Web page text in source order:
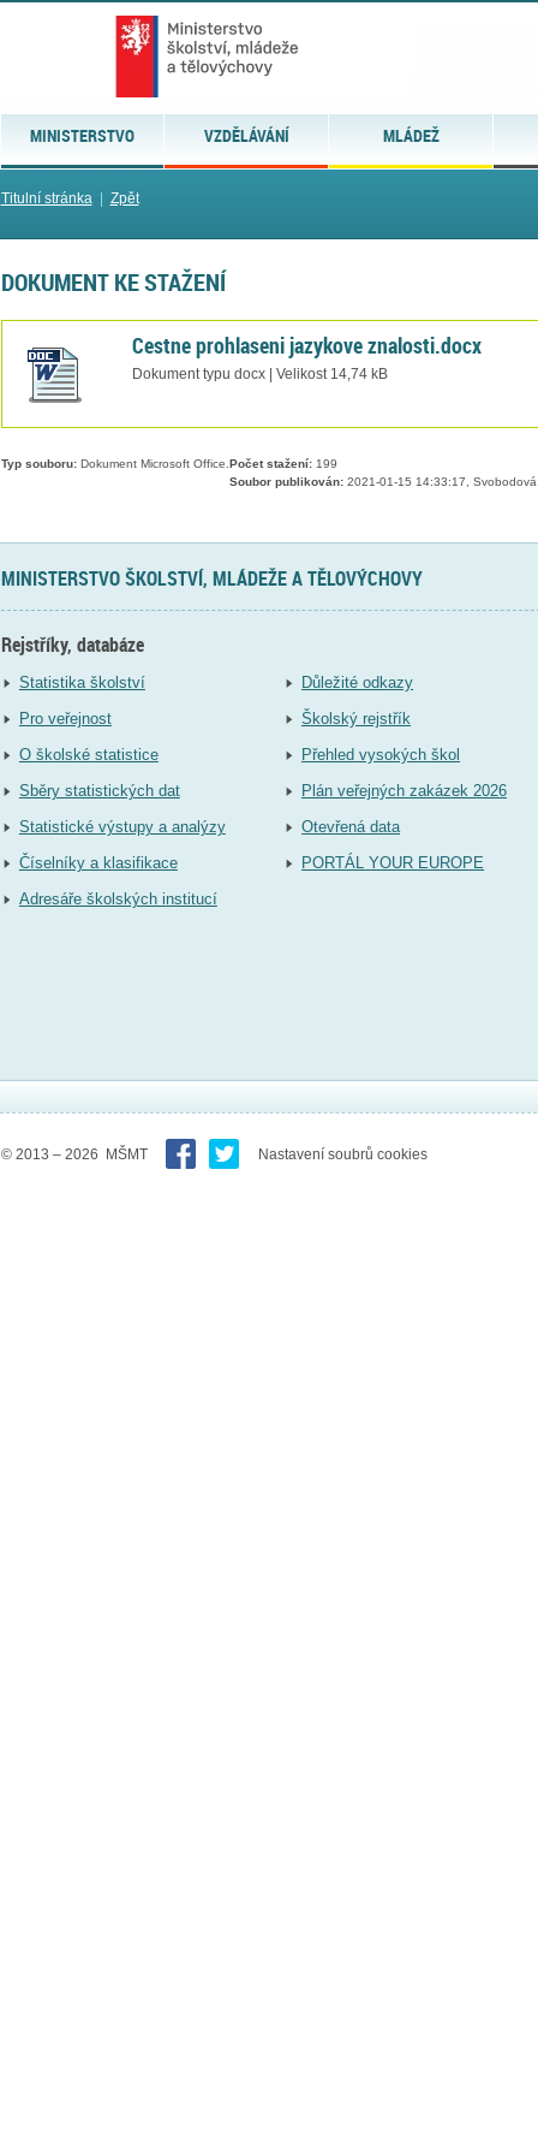
MINISTERSTVO VZDĚLÁVÁNÍ MLÁDEŽ
Titulní stránka| Zpět
DOKUMENT KE STAŽENÍ
Cestne prohlaseni jazykove znalosti.docx
Dokument typu docx | Velikost 14,74 kB
Typ souboru:Dokument Microsoft Office. Počet stažení:199
Soubor publikován:2021-01-15 14:33:17, Svobodová
MINISTERSTVO ŠKOLSTVÍ, MLÁDEŽE A TĚLOVÝCHOVY
Rejstříky, databáze
Statistika školství
Pro veřejnost
O školské statistice
Sběry statistických dat
Statistické výstupy a analýzy
Číselníky a klasifikace
Adresáře školských institucí
Důležité odkazy
Školský rejstřík
Přehled vysokých škol
Plán veřejných zakázek 2026
Otevřená data
PORTÁL YOUR EUROPE
© 2013 – 2026 MŠMT Nastavení soubrů cookies